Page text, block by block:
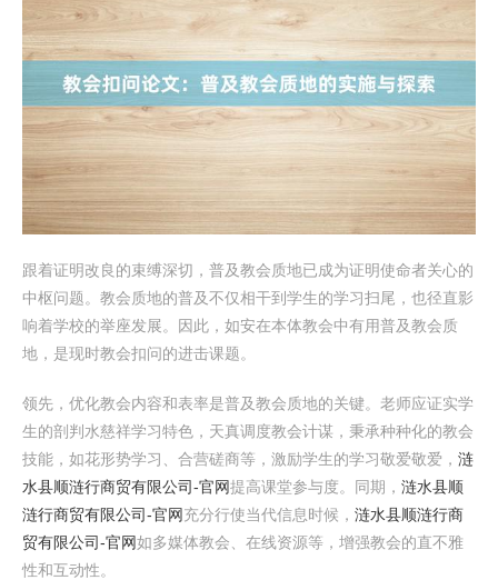
跟着证明改良的束缚深切，普及教会质地已成为证明使命者关心的
中枢问题。教会质地的普及不仅相干到学生的学习扫尾，也径直影
响着学校的举座发展。因此，如安在本体教会中有用普及教会质
地，是现时教会扣问的进击课题。
领先，优化教会内容和表率是普及教会质地的关键。老师应证实学
生的剖判水慈祥学习特色，天真调度教会计谋，秉承种种化的教会
技能，如花形势学习、合营磋商等，激励学生的学习敬爱敬爱， 涟
水县顺涟行商贸有限公司-官网提高课堂参与度。同期， 涟水县顺
涟行商贸有限公司-官网充分行使当代信息时候， 涟水县顺涟行商
贸有限公司-官网如多媒体教会、在线资源等，增强教会的直不雅
性和互动性。